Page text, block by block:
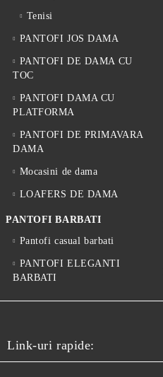
Tenisi
PANTOFI JOS DAMA
PANTOFI DE DAMA CU
TOC
PANTOFI DAMA CU
PLATFORMA
PANTOFI DE PRIMAVARA
DAMA
Mocasini de dama
LOAFERS DE DAMA
PANTOFI BARBATI
Pantofi casual barbati
PANTOFI ELEGANTI
BARBATI
Link-uri rapide: